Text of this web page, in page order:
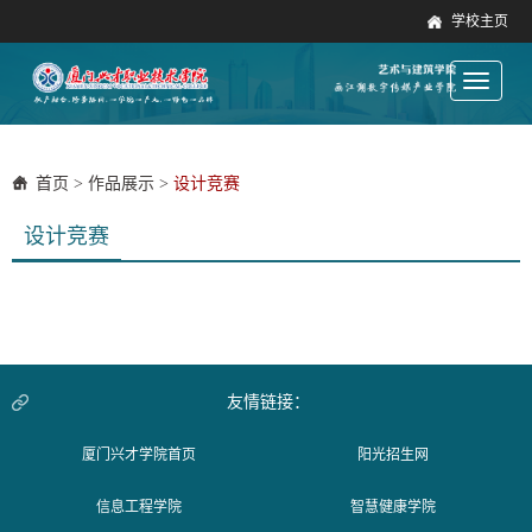
学校主页
Toggle
首页 > 作品展示 > 设计竞赛
设计竞赛
友情链接：
厦门兴才学院首页 阳光招生网
信息工程学院 智慧健康学院